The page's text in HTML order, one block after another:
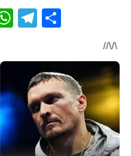
WhatsApp
Telegram